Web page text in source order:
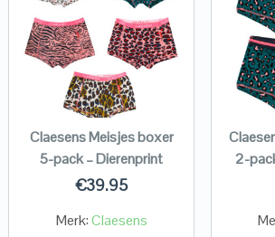
Claesens Meisjes boxer
5-pack – Dierenprint
€39.95
Merk:Claesens
2-